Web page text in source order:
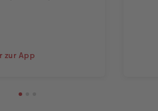
zur App